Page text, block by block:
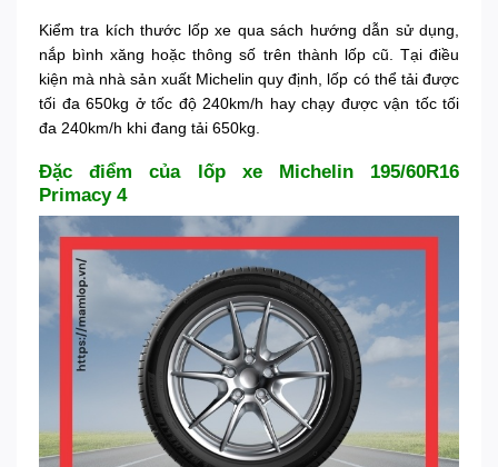
Kiểm tra kích thước lốp xe qua sách hướng dẫn sử dụng,
nắp bình xăng hoặc thông số trên thành lốp cũ. Tại điều
kiện mà nhà sản xuất Michelin quy định, lốp có thể tải được
tối đa 650kg ở tốc độ 240km/h hay chạy được vận tốc tối
đa 240km/h khi đang tải 650kg.
Đặc điểm của lốp xe Michelin 195/60R16
Primacy 4